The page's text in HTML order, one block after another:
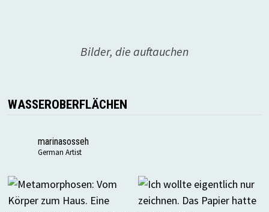
Bilder, die auftauchen
WASSEROBERFLÄCHEN
marinasosseh
German Artist